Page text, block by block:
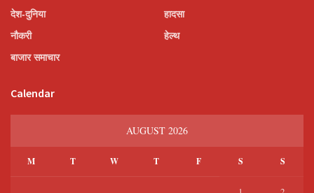
देश-दुनिया
नौकरी
बाजार समाचार
हादसा
हेल्थ
Calendar
AUGUST 2026
M T W T F S S